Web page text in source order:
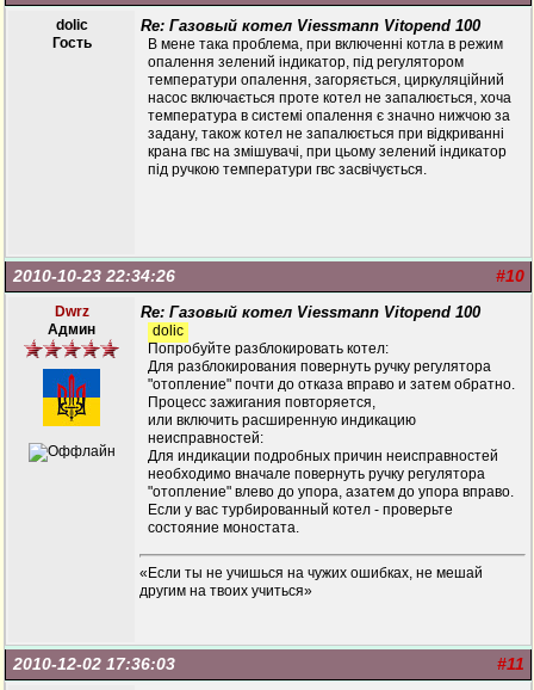
dolic
Гость
Re: Газовый котел Viessmann Vitopend 100
В мене така проблема, при включенні котла в режим
опалення зелений індикатор, під регулятором
температури опалення, загоряється, циркуляційний
насос включається проте котел не запалюється, хоча
температура в системі опалення є значно нижчою за
задану, також котел не запалюється при відкриванні
крана гвс на змішувачі, при цьому зелений індикатор
під ручкою температури гвс засвічується.
#10
2010-10-23 22:34:26
Dwrz
Админ
Re: Газовый котел Viessmann Vitopend 100
dolic
Попробуйте разблокировать котел:
Для разблокирования повернуть ручку регулятора
"отопление" почти до отказа вправо и затем обратно.
Процесс зажигания повторяется,
или включить расширенную индикацию
неисправностей:
Для индикации подробных причин неисправностей
необходимо вначале повернуть ручку регулятора
"отопление" влево до упора, азатем до упора вправо.
Если у вас турбированный котел - проверьте
состояние моностата.
«Если ты не учишься на чужих ошибках, не мешай
другим на твоих учиться»
#11
2010-12-02 17:36:03